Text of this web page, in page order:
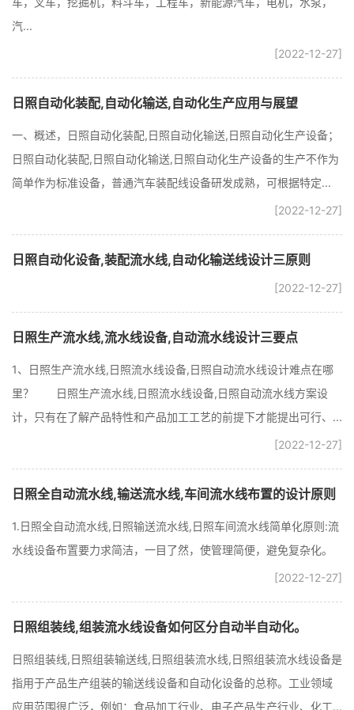
汽...
[2022-12-27]
日照自动化装配,自动化输送,自动化生产应用与展望
一、概述，日照自动化装配,日照自动化输送,日照自动化生产设备；
日照自动化装配,日照自动化输送,日照自动化生产设备的生产不作为
简单作为标准设备，普通汽车装配线设备研发成熟，可根据特定...
[2022-12-27]
日照自动化设备,装配流水线,自动化输送线设计三原则
[2022-12-27]
日照生产流水线,流水线设备,自动流水线设计三要点
1、日照生产流水线,日照流水线设备,日照自动流水线设计难点在哪
里？ 日照生产流水线,日照流水线设备,日照自动流水线方案设
计，只有在了解产品特性和产品加工工艺的前提下才能提出可行、...
[2022-12-27]
日照全自动流水线,输送流水线,车间流水线布置的设计原则
1.日照全自动流水线,日照输送流水线,日照车间流水线简单化原则:流
水线设备布置要力求简洁，一目了然，使管理简便，避免复杂化。
[2022-12-27]
日照组装线,组装流水线设备如何区分自动半自动化。
日照组装线,日照组装输送线,日照组装流水线,日照组装流水线设备是
指用于产品生产组装的输送线设备和自动化设备的总称。工业领域
应用范围很广泛，例如：食品加工行业、电子产品生产行业、化工...